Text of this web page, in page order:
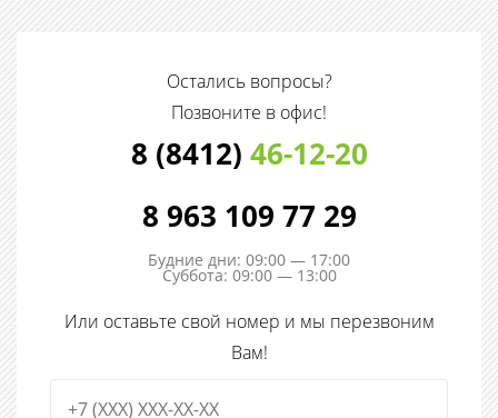
Остались вопросы?
Позвоните в офис!
8 (8412) 46-12-20
8 963 109 77 29
Будние дни: 09:00 — 17:00
Суббота: 09:00 — 13:00
Или оставьте свой номер и мы перезвоним
Вам!